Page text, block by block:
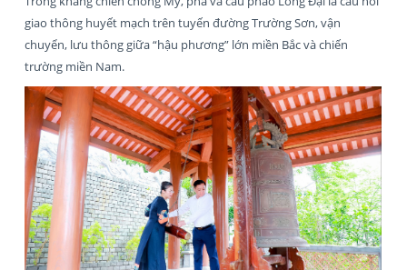
giao thông huyết mạch trên tuyến đường Trường Sơn, vận
chuyển, lưu thông giữa “hậu phương” lớn miền Bắc và chiến
trường miền Nam.